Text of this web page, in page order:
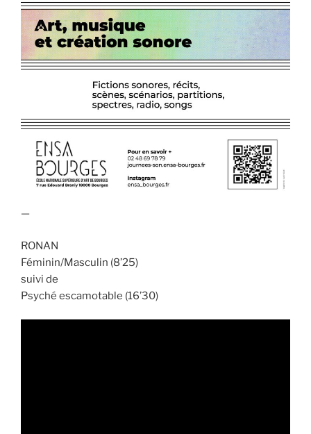
—
RONAN
Féminin/Masculin (8’25)
suivi de
Psyché escamotable (16’30)